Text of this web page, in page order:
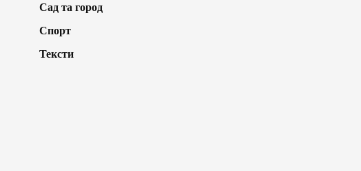
Сад та город
Спорт
Тексти